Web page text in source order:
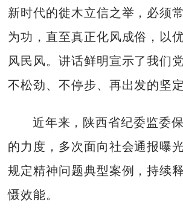
新时代的徙木立信之举，必须
为功，直至真正化风成俗，以
风民风。讲话鲜明宣示了我们
不松劲、不停步、再出发的坚定
近年来，陕西省纪委监委
的力度，多次面向社会通报曝
规定精神问题典型案例，持续
慑效能。